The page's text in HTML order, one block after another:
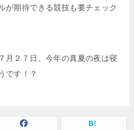
が期待できる競技も要チェック
月２７日、今年の真夏の夜は寝
です！？